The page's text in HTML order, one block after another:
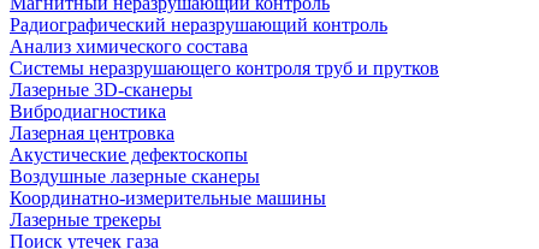
Радиографический неразрушающий контроль
Анализ химического состава
Системы неразрушающего контроля труб и прутков
Лазерные 3D-сканеры
Вибродиагностика
Лазерная центровка
Акустические дефектоскопы
Воздушные лазерные сканеры
Координатно-измерительные машины
Лазерные трекеры
Поиск утечек газа